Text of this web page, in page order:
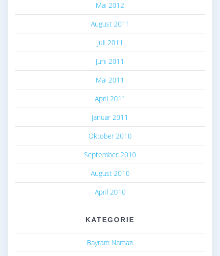
Mai 2012
August 2011
Juli 2011
Juni 2011
Mai 2011
April 2011
Januar 2011
Oktober 2010
September 2010
August 2010
April 2010
KATEGORIE
Bayram Namazı